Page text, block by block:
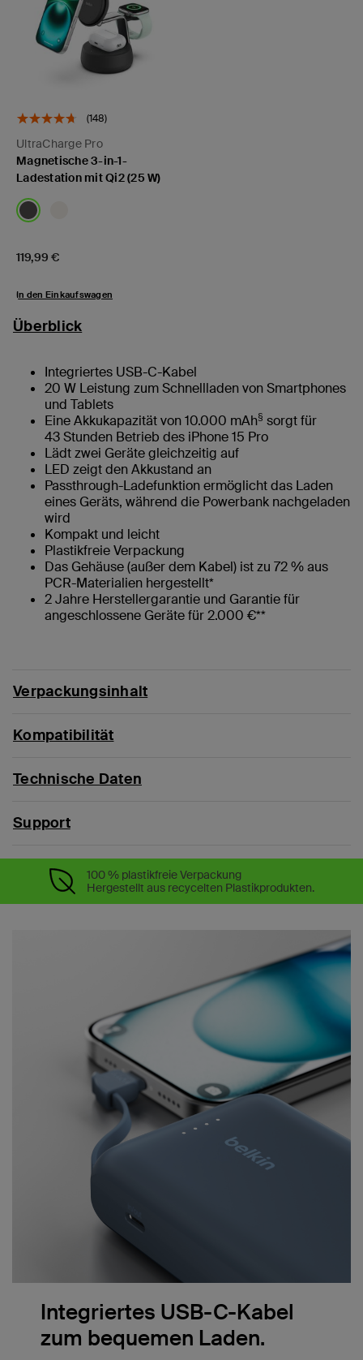
(148)
UltraCharge Pro
Magnetische 3-in-1-
Ladestation mit Qi2 (25 W)
Price:
119,99 €
In den Einkaufswagen
Überblick
Integriertes USB-C-Kabel
20 W Leistung zum Schnellladen von Smartphones
und Tablets
Eine Akkukapazität von 10.000 mAh§ sorgt für
43 Stunden Betrieb des iPhone 15 Pro
Lädt zwei Geräte gleichzeitig auf
LED zeigt den Akkustand an
Passthrough-Ladefunktion ermöglicht das Laden
eines Geräts, während die Powerbank nachgeladen
wird
Kompakt und leicht
Plastikfreie Verpackung
Das Gehäuse (außer dem Kabel) ist zu 72 % aus
PCR-Materialien hergestellt*
2 Jahre Herstellergarantie und Garantie für
angeschlossene Geräte für 2.000 €**
Verpackungsinhalt
Kompatibilität
Technische Daten
Support
100 % plastikfreie Verpackung
Hergestellt aus recycelten Plastikprodukten.
Integriertes USB-C-Kabel
zum bequemen Laden.